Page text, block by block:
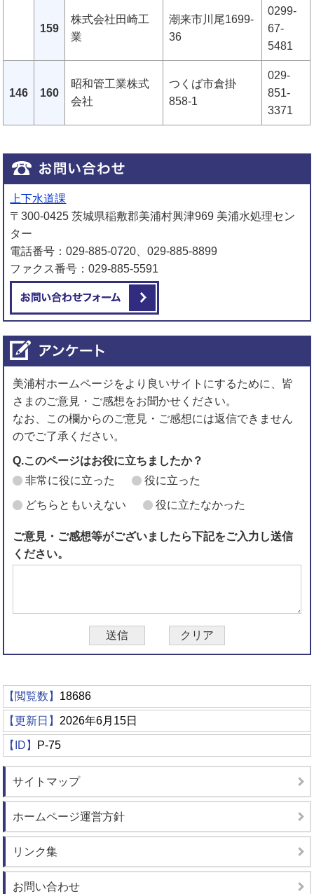
159
株式会社田崎工
業
潮来市川尾1699-
36
0299-
67-
5481
146 160
昭和管工業株式
会社
つくば市倉掛
858-1
029-
851-
3371
上下水道課
〒300-0425 茨城県稲敷郡美浦村興津969 美浦水処理セン
ター
電話番号：029-885-0720、029-885-8899
ファクス番号：029-885-5591
美浦村ホームページをより良いサイトにするために、皆
さまのご意見・ご感想をお聞かせください。
なお、この欄からのご意見・ご感想には返信できません
のでご了承ください。
Q.このページはお役に立ちましたか？
非常に役に立った
役に立った
どちらともいえない 役に立たなかった
ご意見・ご感想等がございましたら下記をご入力し送信
ください。
【閲覧数】 18686
【更新日】 2026年6月15日
【ID】 P-75
サイトマップ
ホームページ運営方針
リンク集
お問い合わせ